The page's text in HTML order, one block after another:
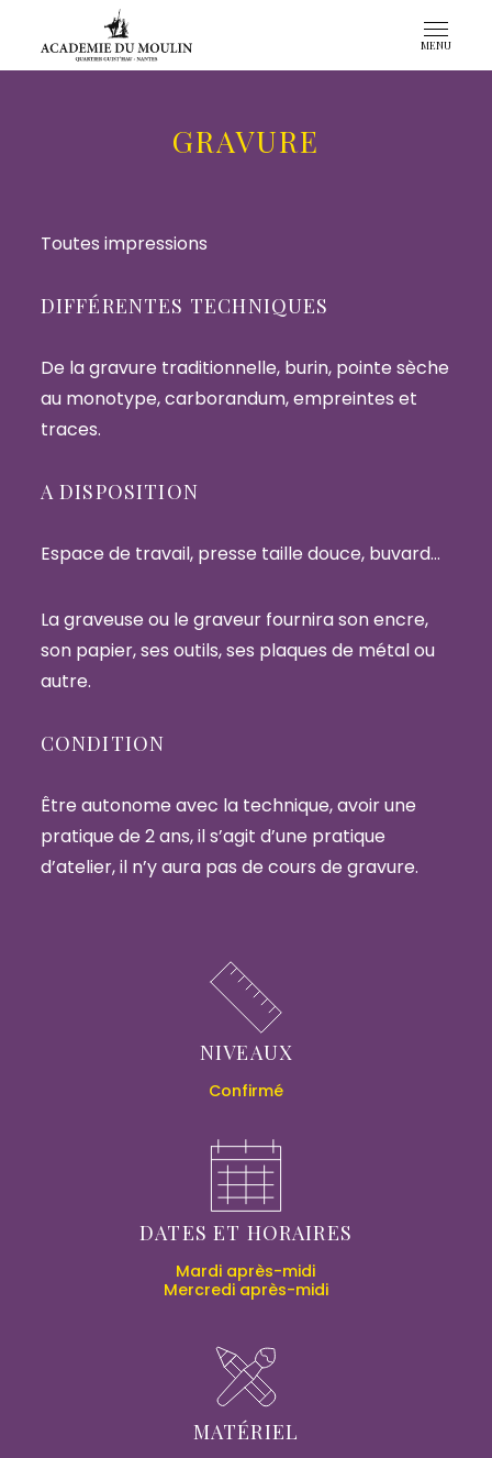
contenu
Académie
du
Ateliers
d'arts
MENU
GRAVURE
Toutes impressions
DIFFÉRENTES TECHNIQUES
De la gravure traditionnelle, burin, pointe sèche
au monotype, carborandum, empreintes et
traces.
A DISPOSITION
Espace de travail, presse taille douce, buvard…
La graveuse ou le graveur fournira son encre,
son papier, ses outils, ses plaques de métal ou
autre.
CONDITION
Être autonome avec la technique, avoir une
pratique de 2 ans, il s’agit d’une pratique
d’atelier, il n’y aura pas de cours de gravure.
NIVEAUX
Confirmé
DATES ET HORAIRES
Mardi après-midi
Mercredi après-midi
MATÉRIEL